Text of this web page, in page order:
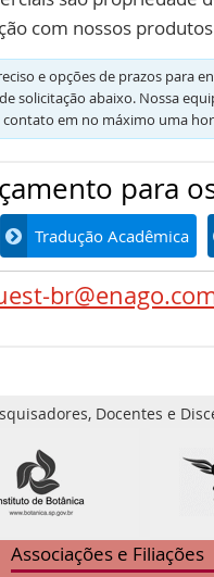
com nossos
e opções de prazos para
solicitação abaixo. Nossa
contato em no máximo uma
para
Tradução Acadêmica
Docentes e
Associações e Filiações